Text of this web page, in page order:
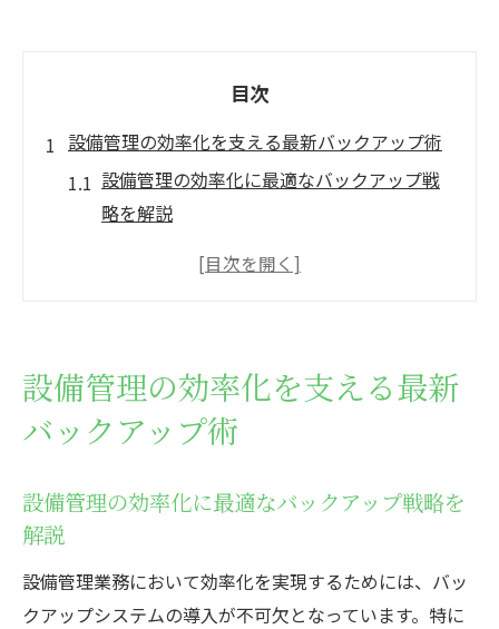
目次
設備管理の効率化を支える最新バックアップ術
設備管理の効率化に最適なバックアップ戦
略を解説
現場で役立つ設備管理の最新バックアップ
設備管理の効率化を実現するバックアップ
活用例
注意点
東京都の設備管理に適した安定運用のポイ
ントとは
設備管理の効率化を支える最新
バックアップ術
設備管理の効率化に最適なバックアップ戦略を
解説
設備管理業務において効率化を実現するためには、バッ
クアップシステムの導入が不可欠となっています。特に